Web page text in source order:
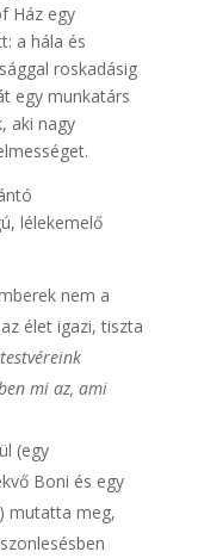
Ház egy
a hála és
roskadásig
egy munkatárs
aki nagy
lélekemelő
nem a
élet igazi, tiszta
mi az, ami
(egy
Boni és egy
mutatta meg,